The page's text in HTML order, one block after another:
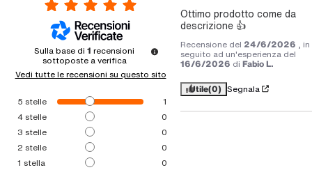
Sulla base di 1 recensioni
sottoposte a verifica
Vedi tutte le recensioni su questo sito
5 stelle
1
4stelle
0
3 stelle
0
2 stelle
0
1 stella 0
Ottimo prodotto come da
descrizione 👍
Recensione del 24/6/2026 , in
seguito ad un'esperienza del
16/6/2026 di Fabio L.
Utile(0) Segnala